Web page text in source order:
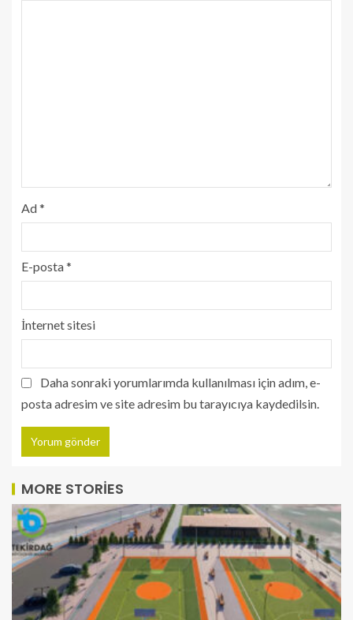
Ad*
E-posta*
İnternet sitesi
Daha sonraki yorumlarımda kullanılması için adım, e-
posta adresim ve site adresim bu tarayıcıya kaydedilsin.
MORE STORIES